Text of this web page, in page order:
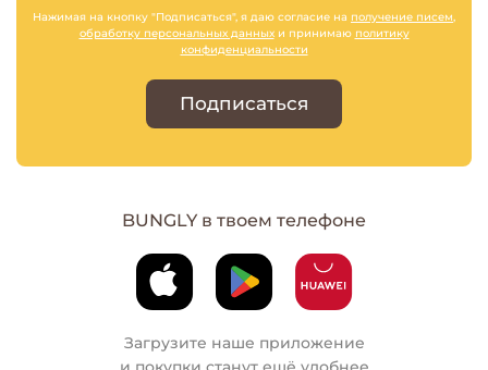
Нажимая на кнопку "Подписаться", я даю согласие на получение писем,
обработку персональных данныхи принимаю политику
конфиденциальности
Подписаться
BUNGLY в твоем телефоне
Загрузите наше приложение